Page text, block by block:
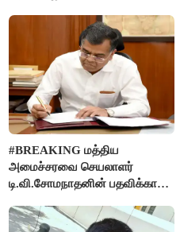
#BREAKING மத்திய
அமைச்சரவை செயலாளர்
டி.வி.சோமநாதனின் பதவிக்காலம்